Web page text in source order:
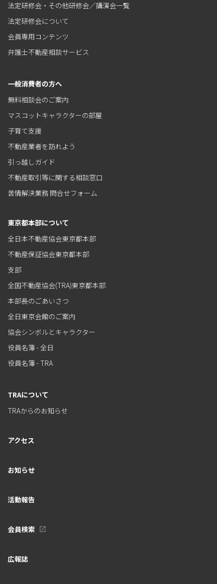
法定研修会・その他研修会／講演会一覧
法定研修会について
会員専用コンテンツ
弁護士不動産相談サービス
一般消費者の方へ
無料相談会のご案内
マスコットキャラクターの部屋
子育て支援
不動産業者を訪れよう
引っ越しガイド
不動産取引等に関する相談窓口
苦情解決業務 問合せフォーム
東京都本部について
全日本不動産協会東京都本部
不動産保証協会東京都本部
支部
全国不動産協会(TRA)東京都本部
本部長のごあいさつ
全日東京会館のご案内
協会シンボルとキャラクター
役員名簿 - 全日
役員名簿 - TRA
TRAについて
TRAからのお知らせ
アクセス
お知らせ
活動報告
会員検索
広報誌